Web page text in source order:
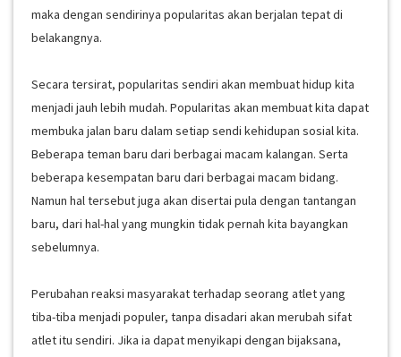
maka dengan sendirinya popularitas akan berjalan tepat di
belakangnya.
Secara tersirat, popularitas sendiri akan membuat hidup kita
menjadi jauh lebih mudah. Popularitas akan membuat kita dapat
membuka jalan baru dalam setiap sendi kehidupan sosial kita.
Beberapa teman baru dari berbagai macam kalangan. Serta
beberapa kesempatan baru dari berbagai macam bidang.
Namun hal tersebut juga akan disertai pula dengan tantangan
baru, dari hal-hal yang mungkin tidak pernah kita bayangkan
sebelumnya.
Perubahan reaksi masyarakat terhadap seorang atlet yang
tiba-tiba menjadi populer, tanpa disadari akan merubah sifat
atlet itu sendiri. Jika ia dapat menyikapi dengan bijaksana,